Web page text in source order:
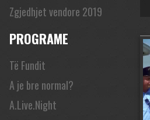
Zgjedhjet vendore 2019
PROGRAME
Të Fundit
A je bre normal?
A.Live.Night